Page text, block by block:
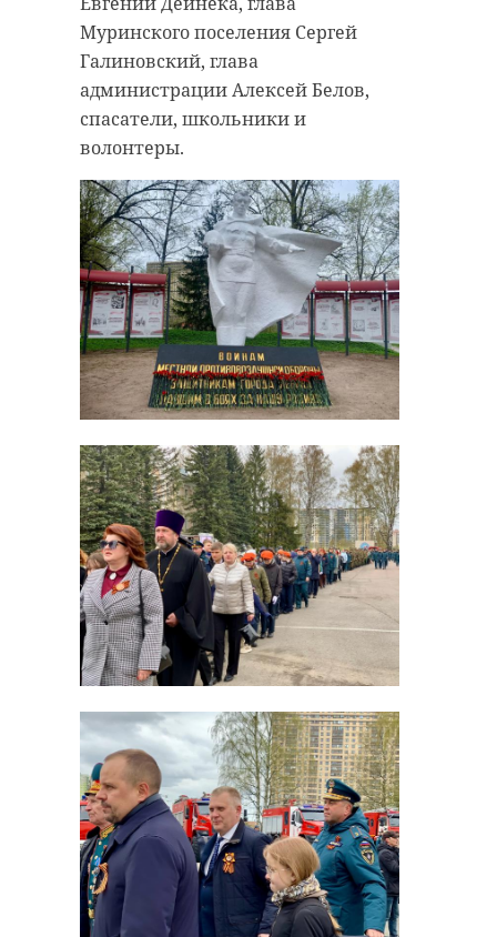
Муринского поселения Сергей
Галиновский, глава
администрации Алексей Белов,
спасатели, школьники и
волонтеры.